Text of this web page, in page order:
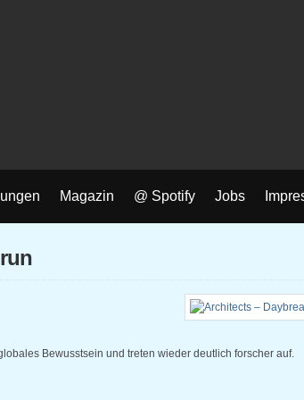
Magazin @ Spotify Jobs
Bewusstsein und treten wieder deutlich forscher auf.